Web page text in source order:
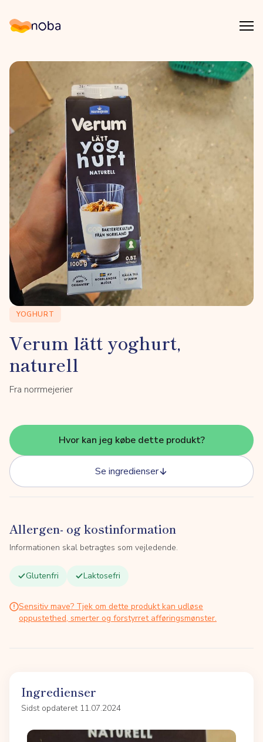
Noba
YOGHURT
Verum lätt yoghurt,
naturell
Fra norrmejerier
Hvor kan jeg købe dette produkt?
Se ingredienser
Allergen- og kostinformation
Informationen skal betragtes som vejledende.
Glutenfri Laktosefri
Sensitiv mave? Tjek om dette produkt kan udløse
oppustethed, smerter og forstyrret afføringsmønster.
Ingredienser
Sidst opdateret 11.07.2024